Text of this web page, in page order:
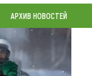
АРХИВ НОВОСТЕЙ